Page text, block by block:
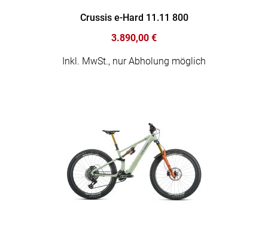
Crussis e-Hard 11.11 800
3.890,00 €
Inkl. MwSt., nur Abholung möglich